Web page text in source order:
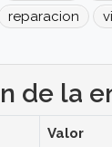
reparacion
de la
Valor